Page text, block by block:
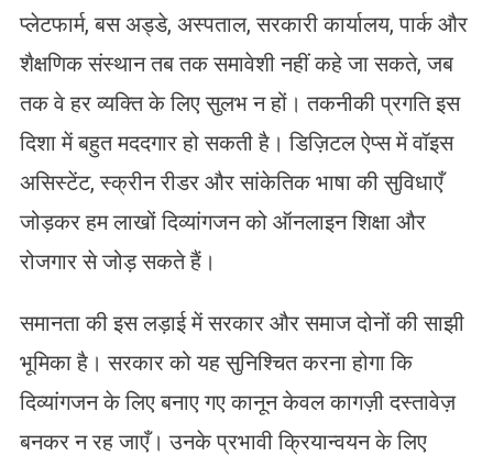
प्लेटफार्म, बस अड्डे, अस्पताल, सरकारी कार्यालय, पार्क और
शैक्षणिक संस्थान तब तक समावेशी नहीं कहे जा सकते, जब
तक वे हर व्यक्ति के लिए सुलभ न हों। तकनीकी प्रगति इस
दिशा में बहुत मददगार हो सकती है। डिज़िटल ऐप्स में वॉइस
असिस्टेंट, स्क्रीन रीडर और सांकेतिक भाषा की सुविधाएँ
जोड़कर हम लाखों दिव्यांगजन को ऑनलाइन शिक्षा और
रोजगार से जोड़ सकते हैं।
समानता की इस लड़ाई में सरकार और समाज दोनों की साझी
भूमिका है। सरकार को यह सुनिश्चित करना होगा कि
दिव्यांगजन के लिए बनाए गए कानून केवल कागज़ी दस्तावेज़
बनकर न रह जाएँ। उनके प्रभावी क्रियान्वयन के लिए